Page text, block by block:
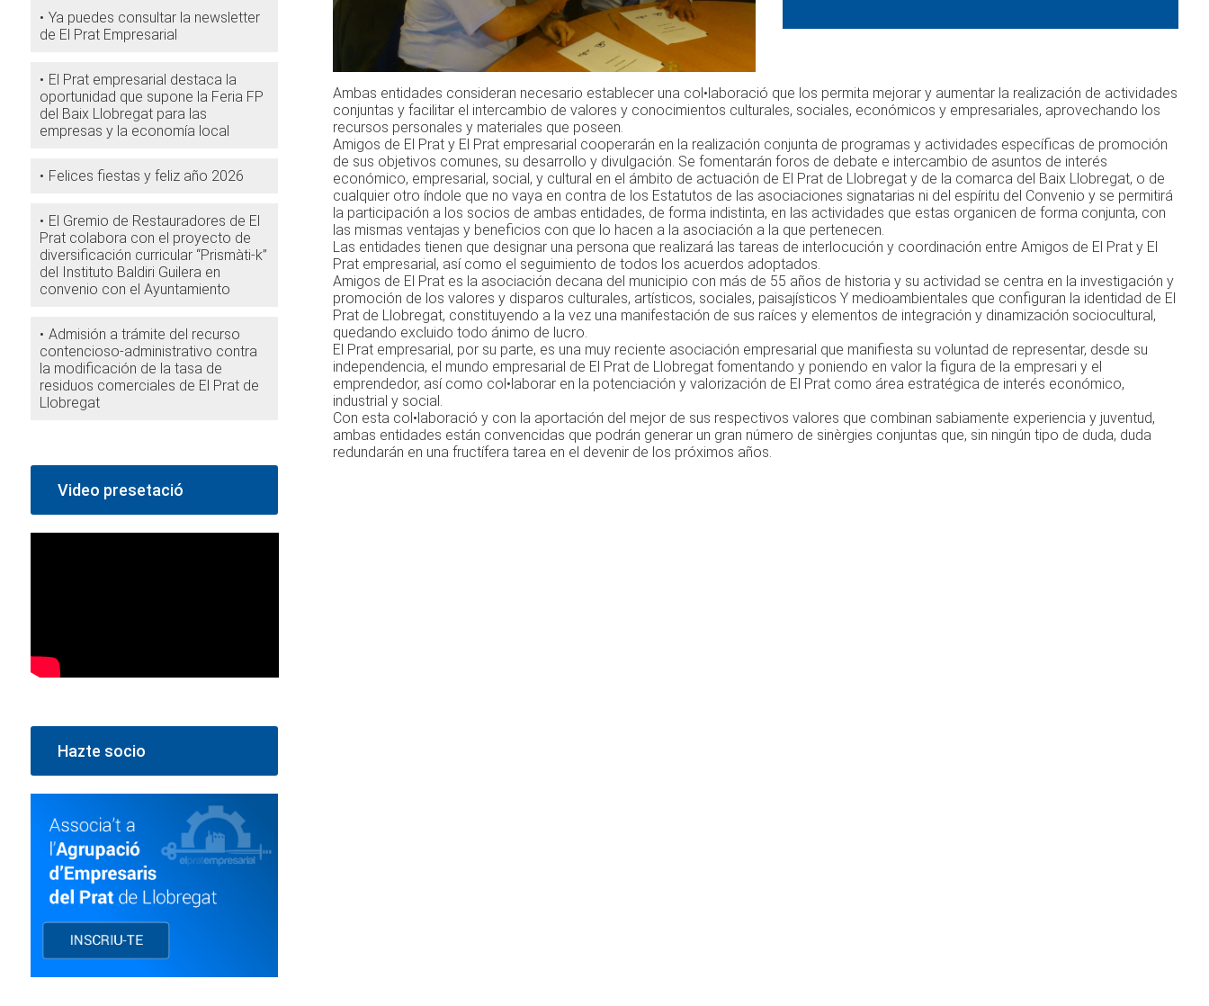
Ya puedes consultar la newsletter
de El Prat Empresarial
El Prat empresarial destaca la
oportunidad que supone la Feria FP
del Baix Llobregat para las
empresas y la economía local
Felices fiestas y feliz año 2026
El Gremio de Restauradores de El
Prat colabora con el proyecto de
diversificación curricular “Prismàti-k”
del Instituto Baldiri Guilera en
convenio con el Ayuntamiento
Admisión a trámite del recurso
contencioso-administrativo contra
la modificación de la tasa de
residuos comerciales de El Prat de
Llobregat
Video presetació
Hazte socio
Ambas entidades consideran necesario establecer una col•laboració que los permita mejorar y aumentar la realización de actividades
conjuntas y facilitar el intercambio de valores y conocimientos culturales, sociales, económicos y empresariales, aprovechando los
recursos personales y materiales que poseen.
Amigos de El Prat y El Prat empresarial cooperarán en la realización conjunta de programas y actividades específicas de promoción
de sus objetivos comunes, su desarrollo y divulgación. Se fomentarán foros de debate e intercambio de asuntos de interés
económico, empresarial, social, y cultural en el ámbito de actuación de El Prat de Llobregat y de la comarca del Baix Llobregat, o de
cualquier otro índole que no vaya en contra de los Estatutos de las asociaciones signatarias ni del espíritu del Convenio y se permitirá
la participación a los socios de ambas entidades, de forma indistinta, en las actividades que estas organicen de forma conjunta, con
las mismas ventajas y beneficios con que lo hacen a la asociación a la que pertenecen.
Las entidades tienen que designar una persona que realizará las tareas de interlocución y coordinación entre Amigos de El Prat y El
Prat empresarial, así como el seguimiento de todos los acuerdos adoptados.
Amigos de El Prat es la asociación decana del municipio con más de 55 años de historia y su actividad se centra en la investigación y
promoción de los valores y disparos culturales, artísticos, sociales, paisajísticos Y medioambientales que configuran la identidad de El
Prat de Llobregat, constituyendo a la vez una manifestación de sus raíces y elementos de integración y dinamización sociocultural,
quedando excluido todo ánimo de lucro.
El Prat empresarial, por su parte, es una muy reciente asociación empresarial que manifiesta su voluntad de representar, desde su
independencia, el mundo empresarial de El Prat de Llobregat fomentando y poniendo en valor la figura de la empresari y el
emprendedor, así como col•laborar en la potenciación y valorización de El Prat como área estratégica de interés económico,
industrial y social.
Con esta col•laboració y con la aportación del mejor de sus respectivos valores que combinan sabiamente experiencia y juventud,
ambas entidades están convencidas que podrán generar un gran número de sinèrgies conjuntas que, sin ningún tipo de duda, duda
redundarán en una fructífera tarea en el devenir de los próximos años.